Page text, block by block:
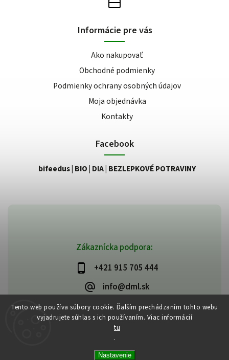
Tento web používa súbory cookie. Ďalším prechádzaním tohto webu
vyjadrujete súhlas s ich používaním. Viac informácií
tu
.
Nastavenie
Zákaznícka podpora:
+421 915 705 444
info@dml.sk
Informácie pre vás
Ako nakupovať
Obchodné podmienky
Podmienky ochrany osobných údajov
Moja objednávka
Kontakty
Facebook
bifeedus | BIO | DIA | BEZLEPKOVÉ POTRAVINY
bifeedus | BIO | DIA | BEZLEPKOVÉ POTRAVINY